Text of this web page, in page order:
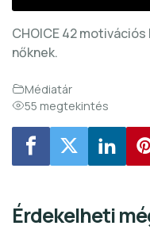
CHOICE 42
nőknek.
Médiatár
55 megtekintés
Érdekelheti